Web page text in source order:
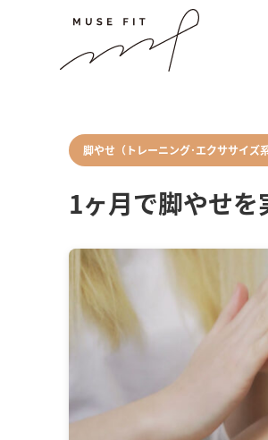
脚やせ（トレーニング･エクササイズ系
1ヶ月で脚やせ